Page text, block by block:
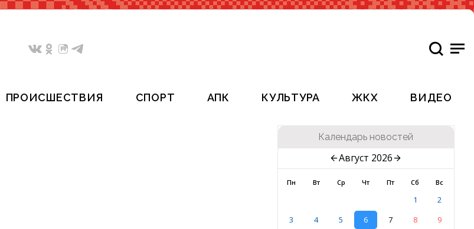
ПРОИСШЕСТВИЯ СПОРТ АПК КУЛЬТУРА ЖКХ ВИДЕО
Календарь новостей
Август 2026
Пн Вт Ср Чт Пт Сб Вс
1
2
3
4 5 6 7 8
9